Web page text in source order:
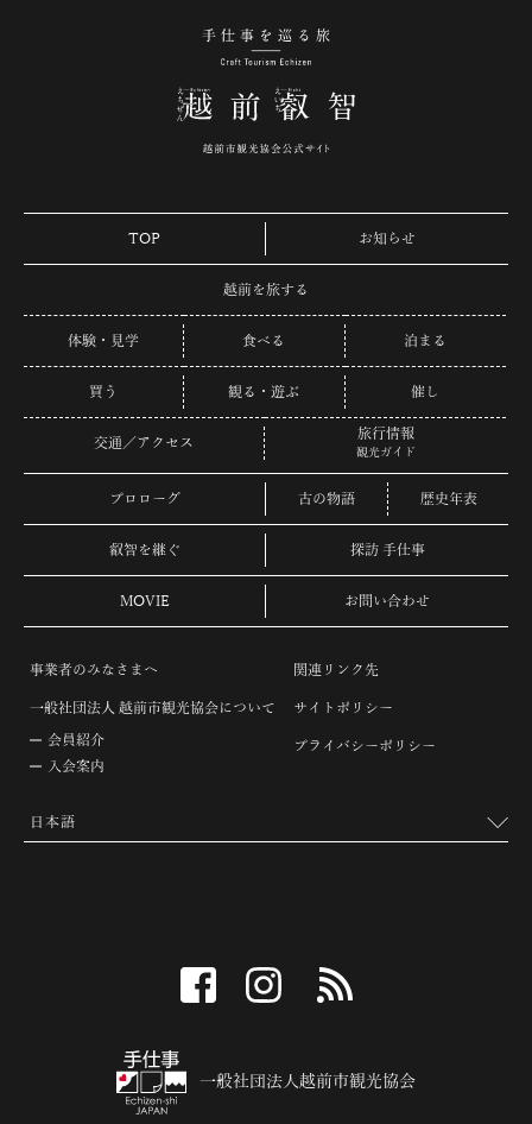
TOP お知らせ
越前を旅する
体験・見学 食べる 泊まる
買う 観る・遊ぶ 催し
交通／アクセス
旅行情報
観光ガイド
プロローグ 古の物語 歴史年表
叡智を継ぐ 探訪 手仕事
MOVIE お問い合わせ
事業者のみなさまへ
一般社団法人 越前市観光協会について
会員紹介
入会案内
関連リンク先
サイトポリシー
プライバシーポリシー
facebook instagram
一般社団法人越前市観光協会